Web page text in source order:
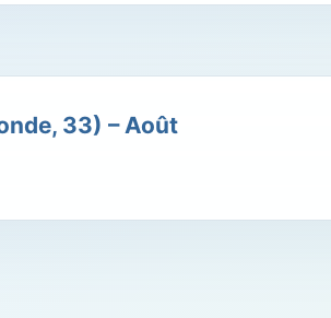
33) – Août